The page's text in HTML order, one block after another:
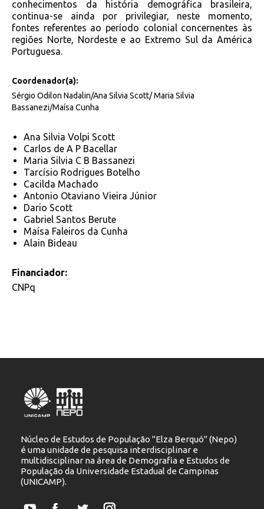
conhecimentos da história demográfica brasileira,
continua-se ainda por privilegiar, neste momento,
fontes referentes ao período colonial concernentes às
regiões Norte, Nordeste e ao Extremo Sul da América
Portuguesa.
Coordenador(a):
Sérgio Odilon Nadalin/Ana Silvia Scott/ Maria Silvia
Bassanezi/Maísa Cunha
Ana Silvia Volpi Scott
Carlos de A P Bacellar
Maria Silvia C B Bassanezi
Tarcísio Rodrigues Botelho
Cacilda Machado
Antonio Otaviano Vieira Júnior
Dario Scott
Gabriel Santos Berute
Maísa Faleiros da Cunha
Alain Bideau
Financiador:
CNPq
Núcleo de Estudos de População "Elza Berquó" (Nepo)
é uma unidade de pesquisa interdisciplinar e
multidisciplinar na área de Demografia e Estudos de
População da Universidade Estadual de Campinas
(UNICAMP).